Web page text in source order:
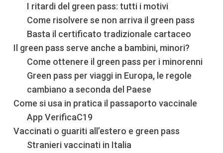
I ritardi del green pass: tutti i motivi
Come risolvere se non arriva il green pass
Basta il certificato tradizionale cartaceo
Il green pass serve anche a bambini, minori?
Come ottenere il green pass per i minorenni
Green pass per viaggi in Europa, le regole
cambiano a seconda del Paese
Come si usa in pratica il passaporto vaccinale
App VerificaC19
Vaccinati o guariti all’estero e green pass
Stranieri vaccinati in Italia